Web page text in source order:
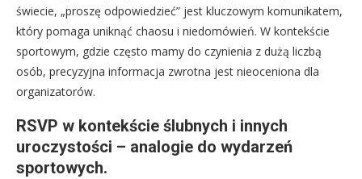
świecie, „proszę odpowiedzieć” jest kluczowym komunikatem,
który pomaga uniknąć chaosu i niedomówień. W kontekście
sportowym, gdzie często mamy do czynienia z dużą liczbą
osób, precyzyjna informacja zwrotna jest nieoceniona dla
organizatorów.
RSVP w kontekście ślubnych i innych
uroczystości – analogie do wydarzeń
sportowych.